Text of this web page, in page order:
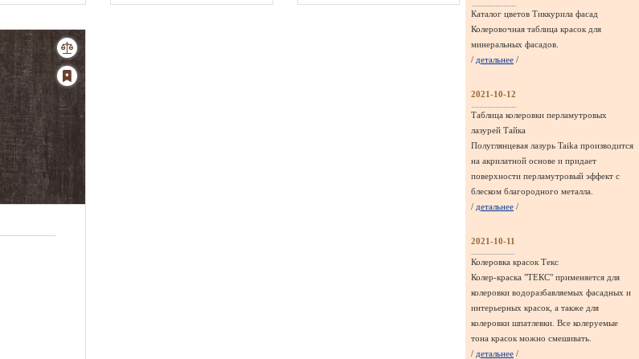
Каталог цветов Тиккурила фасад
Колеровочная таблица красок для
минеральных фасадов.
/ детальнее /
2021-10-12
Таблица колеровки перламутровых
лазурей Тайка
Полуглянцевая лазурь Taika производится
на акрилатной основе и придает
поверхности перламутровый эффект с
блеском благородного металла.
/ детальнее /
2021-10-11
Колеровка красок Текс
Колер-краска "ТЕКС" применяется для
колеровки водоразбавляемых фасадных и
интерьерных красок, а также для
колеровки шпатлевки. Все колеруемые
тона красок можно смешивать.
/ детальнее /